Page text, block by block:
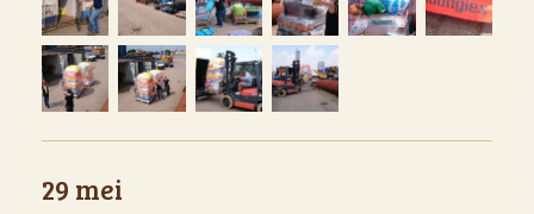
29 mei